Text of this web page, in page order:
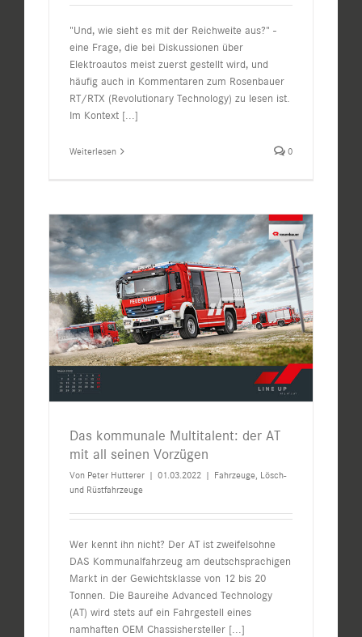
"Und, wie sieht es mit der Reichweite aus?" -
eine Frage, die bei Diskussionen über
Elektroautos meist zuerst gestellt wird, und
häufig auch in Kommentaren zum Rosenbauer
RT/RTX (Revolutionary Technology) zu lesen ist.
Im Kontext [...]
Weiterlesen 0
Das kommunale Multitalent: der AT
mit all seinen Vorzügen
Von Peter Hutterer | 01.03.2022 | Fahrzeuge, Lösch-
und Rüstfahrzeuge
Wer kennt ihn nicht? Der AT ist zweifelsohne
DAS Kommunalfahrzeug am deutschsprachigen
Markt in der Gewichtsklasse von 12 bis 20
Tonnen. Die Baureihe Advanced Technology
(AT) wird stets auf ein Fahrgestell eines
namhaften OEM Chassishersteller [...]